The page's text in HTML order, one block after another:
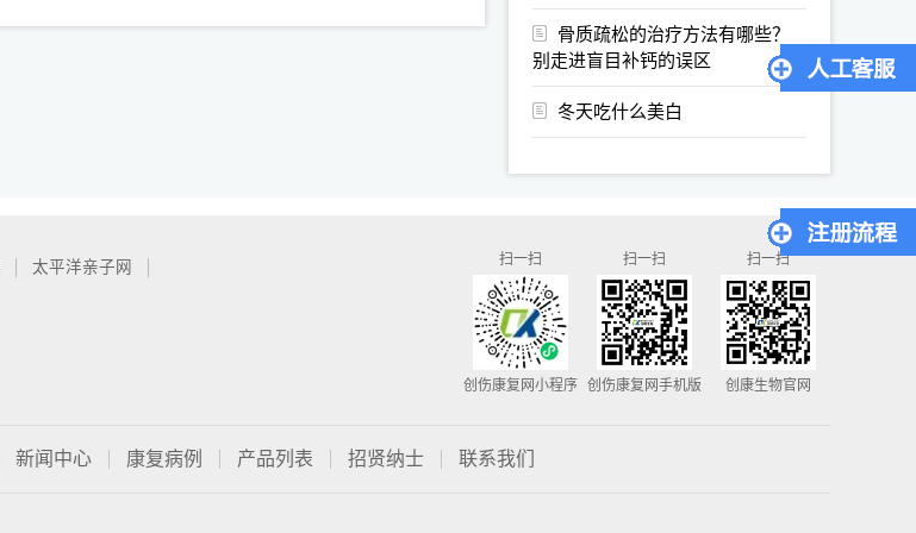
别走进盲目补钙的误区
冬天吃什么美白
太平洋亲子网 扫一扫
创伤康复网小程序
扫一扫
创伤康复网手机版
扫一扫
创康生物官网
新闻中心 康复病例 产品列表 招贤纳士 联系我们